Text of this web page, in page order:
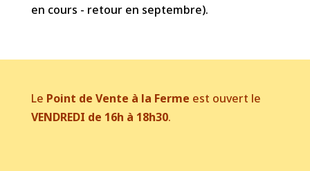
en cours - retour en septembre).
Le Point de Vente à la Ferme est ouvert le
VENDREDI de 16h à 18h30.